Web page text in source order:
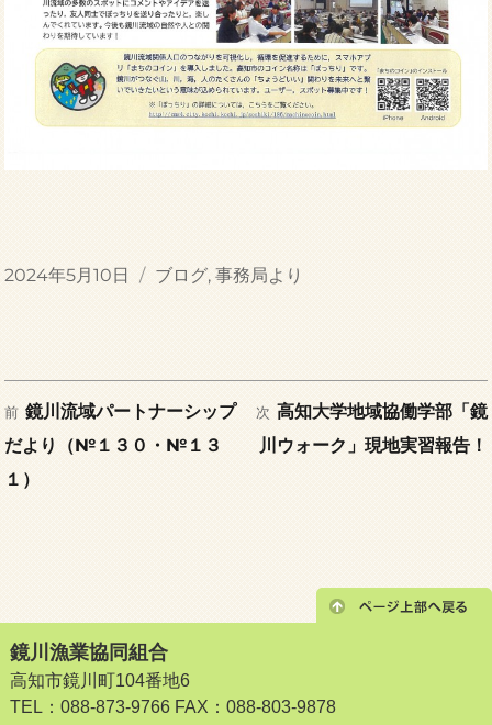
投
2024年5月10日
カ
ー
ブログ, 事務局より
投
稿
ゲ
ー
前 前
の
投
鏡川流域パートナーシップ
だより（№１３０・№１３
１）
次 次
の
高知大学地域協働学部「鏡
川ウォーク」現地実習報告！
鏡川漁業協同組合
高知市鏡川町104番地6
TEL：088-873-9766 FAX：088-803-9878